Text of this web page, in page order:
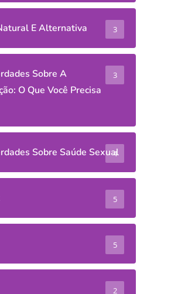
E Alternativa 3
Sobre A
O Que Você Precisa
3
Sobre Saúde Sexual
4
5
5
2